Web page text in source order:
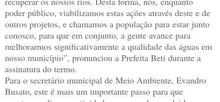
poder público, viabilizamos estas ações através deste e de
outros projetos, e chamamos a população para estar junto
conosco, para que em conjunto, a gente avance para
melhorarmos significativamente a qualidade das águas em
nosso município”, pronunciou a Prefeita Beti durante a
assinatura do termo.
Para o secretário municipal de Meio Ambiente, Evandro
Busato, este é mais um importante passo para que